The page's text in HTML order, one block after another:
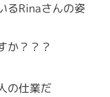
るRinaさんの姿
か？？？
の仕業だ